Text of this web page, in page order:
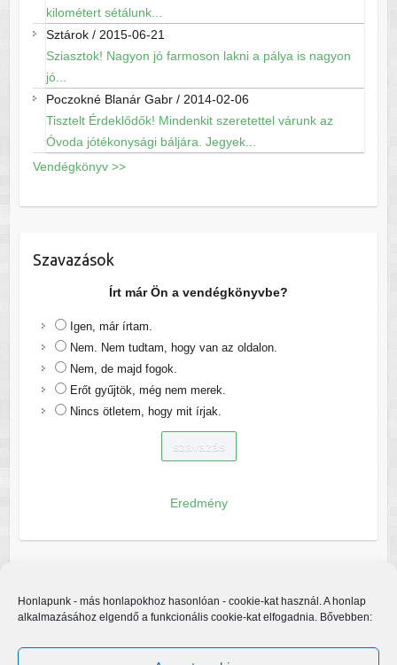
Honlapunk - más honlapokhoz hasonlóan - cookie-kat használ. A honlap
alkalmazásához elgendő a funkcionális cookie-kat elfogadnia. Bővebben:
kilométert sétálunk...
Sztárok/ 2015-06-21
Sziasztok! Nagyon jó farmoson lakni a pálya is nagyon
jó...
Poczokné Blanár Gabr/ 2014-02-06
Tisztelt Érdeklődők! Mindenkit szeretettel várunk az
Óvoda jótékonysági báljára. Jegyek...
Vendégkönyv >>
Szavazások
Írt már Ön a vendégkönyvbe?
Igen, már írtam.
Nem. Nem tudtam, hogy van az oldalon.
Nem, de majd fogok.
Erőt gyűjtök, még nem merek.
Nincs ötletem, hogy mit írjak.
Eredmény